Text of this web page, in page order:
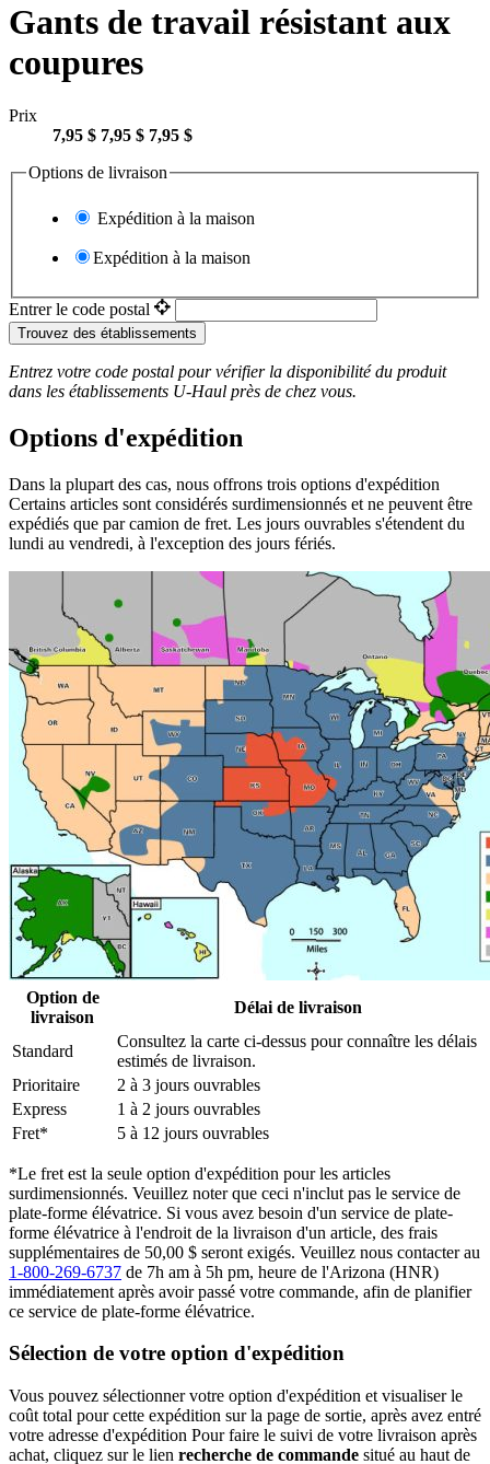
Gants de travail résistant aux
coupures
Prix
7,95 $ 7,95 $ 7,95 $
Options de livraison
Expédition à la maison
Expédition à la maison
Entrer le code postal
Trouvez des établissements
Entrez votre code postal pour vérifier la disponibilité du produit
dans les établissements U-Haul près de chez vous.
Options d'expédition
Dans la plupart des cas, nous offrons trois options d'expédition
Certains articles sont considérés surdimensionnés et ne peuvent être
expédiés que par camion de fret. Les jours ouvrables s'étendent du
lundi au vendredi, à l'exception des jours fériés.
Option de
livraison
Délai de livraison
Standard
Consultez la carte ci-dessus pour connaître les délais
estimés de livraison.
Prioritaire
2 à 3 jours ouvrables
Express
1 à 2 jours ouvrables
Fret*
5 à 12 jours ouvrables
*Le fret est la seule option d'expédition pour les articles
surdimensionnés. Veuillez noter que ceci n'inclut pas le service de
plate-forme élévatrice. Si vous avez besoin d'un service de plate-
forme élévatrice à l'endroit de la livraison d'un article, des frais
supplémentaires de 50,00 $ seront exigés. Veuillez nous contacter au
1-800-269-6737 de 7h am à 5h pm, heure de l'Arizona (HNR)
immédiatement après avoir passé votre commande, afin de planifier
ce service de plate-forme élévatrice.
Sélection de votre option d'expédition
Vous pouvez sélectionner votre option d'expédition et visualiser le
coût total pour cette expédition sur la page de sortie, après avez entré
votre adresse d'expédition Pour faire le suivi de votre livraison après
achat, cliquez sur le lien recherche de commande situé au haut de